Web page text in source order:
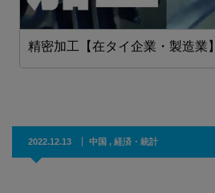
精密加工【在タイ企業・製造業】
2022.12.13 中国 , 経済・統計